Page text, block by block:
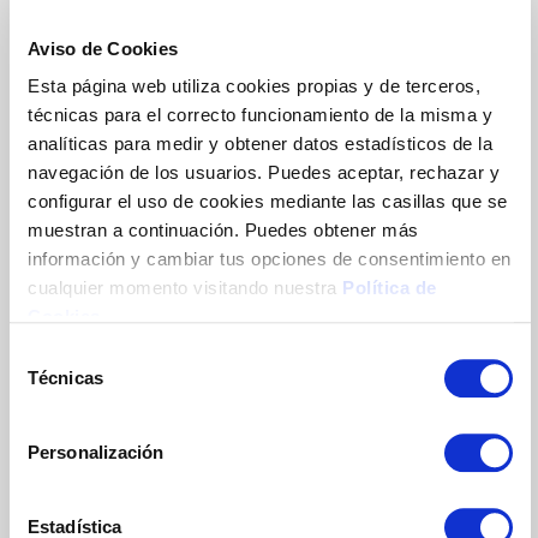
Aviso de Cookies
Esta página web utiliza cookies propias y de terceros,
técnicas para el correcto funcionamiento de la misma y
analíticas para medir y obtener datos estadísticos de la
navegación de los usuarios. Puedes aceptar, rechazar y
configurar el uso de cookies mediante las casillas que se
muestran a continuación. Puedes obtener más
información y cambiar tus opciones de consentimiento en
cualquier momento visitando nuestra Política de
Técnicas
Personalización
Estadística
10ª Concesiones de Línea 2, 3 y 4.2 -
Consejo 19/12/22
9ª Concesiones de Línea 2 y 4.2 - Consejo
05/10/22
Consejo 13/05/22
6ª Concesiones de Línea 3, 4.1 y 4.2 -